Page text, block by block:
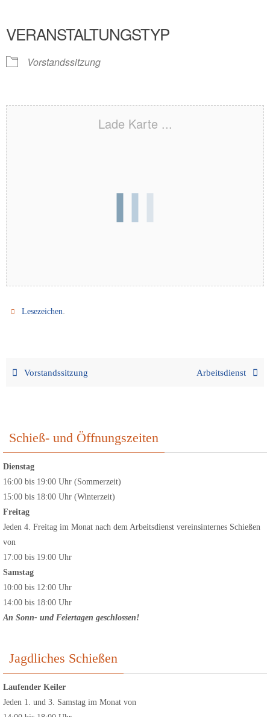
VERANSTALTUNGSTYP
Vorstandssitzung
Lade Karte ...
Lesezeichen.
Vorstandssitzung Arbeitsdienst
Schieß- und Öffnungszeiten
Dienstag
16:00 bis 19:00 Uhr (Sommerzeit)
15:00 bis 18:00 Uhr (Winterzeit)
Freitag
Jeden 4. Freitag im Monat nach dem Arbeitsdienst vereinsinternes Schießen
von
17:00 bis 19:00 Uhr
Samstag
10:00 bis 12:00 Uhr
14:00 bis 18:00 Uhr
An Sonn- und Feiertagen geschlossen!
Jagdliches Schießen
Laufender Keiler
Jeden 1. und 3. Samstag im Monat von